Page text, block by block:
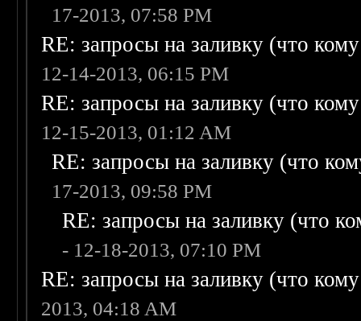
17-2013, 07:58 PM
RE: запросы на заливку (что
12-14-2013, 06:15 PM
RE: запросы на заливку (что
12-15-2013, 01:12 AM
RE: запросы на заливку (что
17-2013, 09:58 PM
RE: запросы на заливку (что
- 12-18-2013, 07:10 PM
RE: запросы на заливку (что
2013, 04:18 AM